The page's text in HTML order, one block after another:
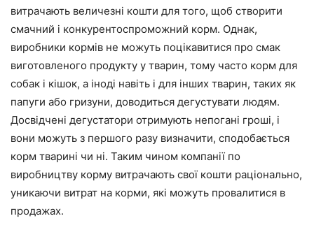
витрачають величезні кошти для того, щоб створити
смачний і конкурентоспроможний корм. Однак,
виробники кормів не можуть поцікавитися про смак
виготовленого продукту у тварин, тому часто корм для
собак і кішок, а іноді навіть і для інших тварин, таких як
папуги або гризуни, доводиться дегустувати людям.
Досвідчені дегустатори отримують непогані гроші, і
вони можуть з першого разу визначити, сподобається
корм тварині чи ні. Таким чином компанії по
виробництву корму витрачають свої кошти раціонально,
уникаючи витрат на корми, які можуть провалитися в
продажах.